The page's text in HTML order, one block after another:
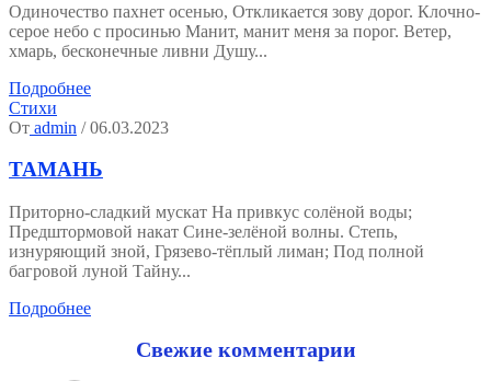
Одиночество пахнет осенью, Откликается зову дорог. Клочно-
серое небо с просинью Манит, манит меня за порог. Ветер,
хмарь, бесконечные ливни Душу...
Подробнее
Стихи
От admin / 06.03.2023
ТАМАНЬ
Приторно-сладкий мускат На привкус солёной воды;
Предштормовой накат Сине-зелёной волны. Степь,
изнуряющий зной, Грязево-тёплый лиман; Под полной
багровой луной Тайну...
Подробнее
Свежие комментарии